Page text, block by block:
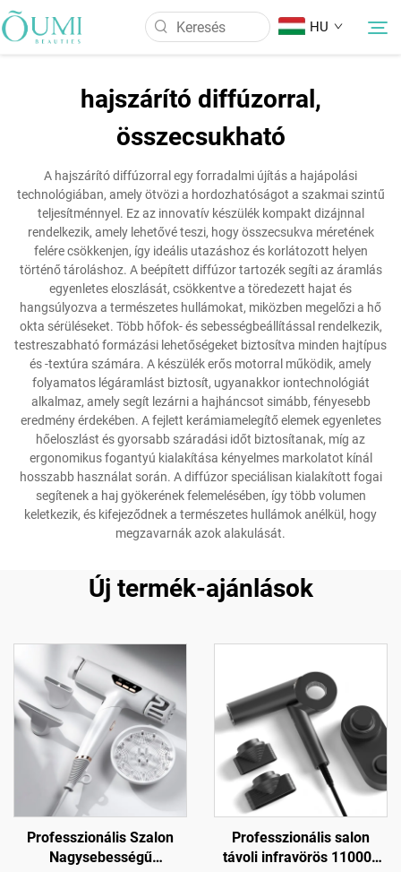
HU
Termékek
Hírek
Alkalmazás
Kapcsolat
hajszárító diffúzorral,
összecsukható
A hajszárító diffúzorral egy forradalmi újítás a hajápolási
technológiában, amely ötvözi a hordozhatóságot a szakmai szintű
teljesítménnyel. Ez az innovatív készülék kompakt dizájnnal
rendelkezik, amely lehetővé teszi, hogy összecsukva méretének
felére csökkenjen, így ideális utazáshoz és korlátozott helyen
történő tároláshoz. A beépített diffúzor tartozék segíti az áramlás
egyenletes eloszlását, csökkentve a töredezett hajat és
hangsúlyozva a természetes hullámokat, miközben megelőzi a hő
okta sérüléseket. Több hőfok- és sebességbeállítással rendelkezik,
testreszabható formázási lehetőségeket biztosítva minden hajtípus
és -textúra számára. A készülék erős motorral működik, amely
folyamatos légáramlást biztosít, ugyanakkor iontechnológiát
alkalmaz, amely segít lezárni a hajháncsot simább, fényesebb
eredmény érdekében. A fejlett kerámiamelegítő elemek egyenletes
hőeloszlást és gyorsabb száradási időt biztosítanak, míg az
ergonomikus fogantyú kialakítása kényelmes markolatot kínál
hosszabb használat során. A diffúzor speciálisan kialakított fogai
segítenek a haj gyökerének felemelésében, így több volumen
keletkezik, és kifejeződnek a természetes hullámok anélkül, hogy
megzavarnák azok alakulását.
Új termék-ajánlások
Professzionális Szalon
Nagysebességű
Professzionális salon
távoli infravörös 110000